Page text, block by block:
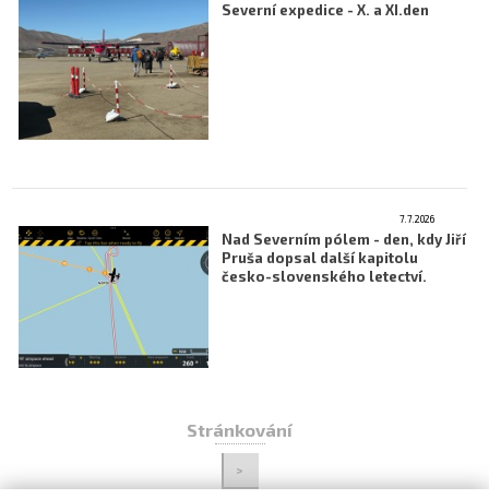
Severní expedice - X. a XI.den
7.7.2026
Nad Severním pólem - den, kdy Jiří
Pruša dopsal další kapitolu
česko-slovenského letectví.
Stránkování
>